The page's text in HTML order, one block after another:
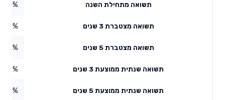
תשואה מתחילת השנה
תשואה מצטברת 3 שנים
תשואה מצטברת 5 שנים
תשואה שנתית ממוצעת 3 שנים
תשואה שנתית ממוצעת 5 שנים